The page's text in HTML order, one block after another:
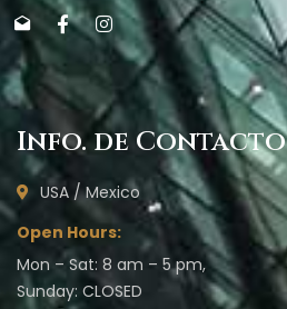
Info. de Contacto
USA / Mexico
Open Hours:
Mon – Sat: 8 am – 5 pm,
Sunday: CLOSED